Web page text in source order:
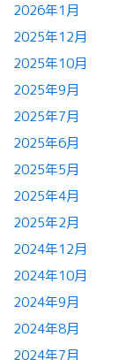
2026年1月
2025年12月
2025年10月
2025年9月
2025年7月
2025年6月
2025年5月
2025年4月
2025年2月
2024年12月
2024年10月
2024年9月
2024年8月
2024年7月